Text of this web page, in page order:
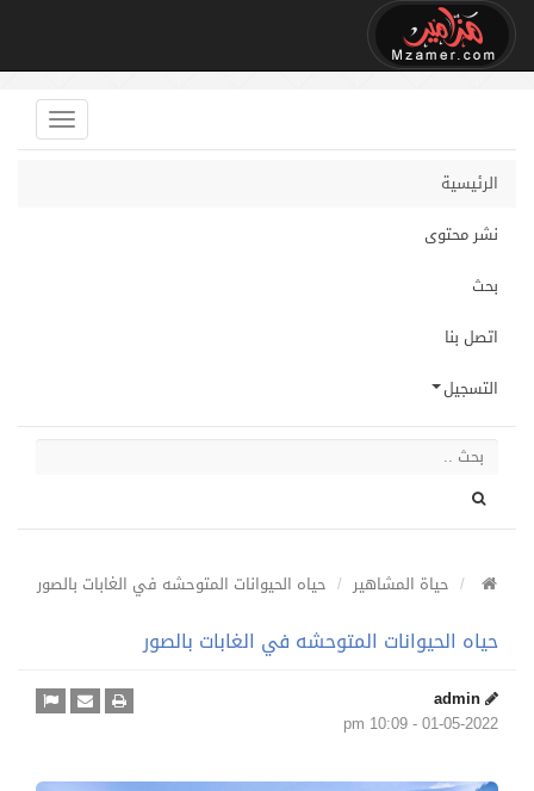
الرئيسية
نشر محتوى
بحث
اتصل بنا
التسجيل
حياة المشاهير حياه الحيوانات المتوحشه في الغابات بالصور
حياه الحيوانات المتوحشه في الغابات بالصور
admin
01-05-2022 - 10:09 pm